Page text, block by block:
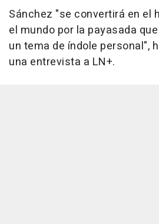
Sánchez "se convertirá en el
el mundo por la payasada
un tema de índole personal",
una entrevista a LN+.